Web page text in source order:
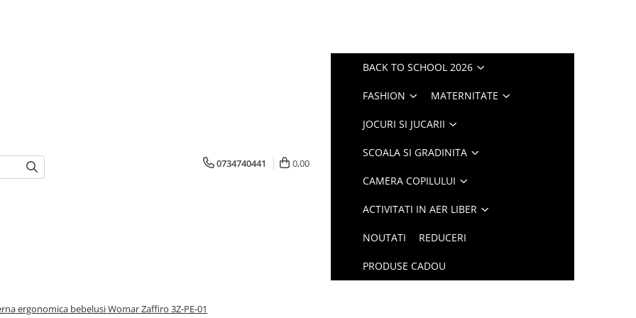
0734740441 0,00
BACK TO SCHOOL 2026
FASHION MATERNITATE
JOCURI SI JUCARII
SCOALA SI GRADINITA
CAMERA COPILULUI
ACTIVITATI IN AER LIBER
NOUTATI REDUCERI
PRODUSE CADOU
ergonomica bebelusi Womar Zaffiro 3Z-PE-01